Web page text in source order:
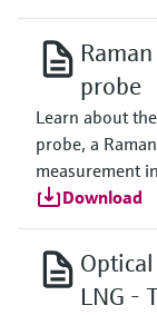
probe
Learn about
probe, a
measurement
Download
LNG -